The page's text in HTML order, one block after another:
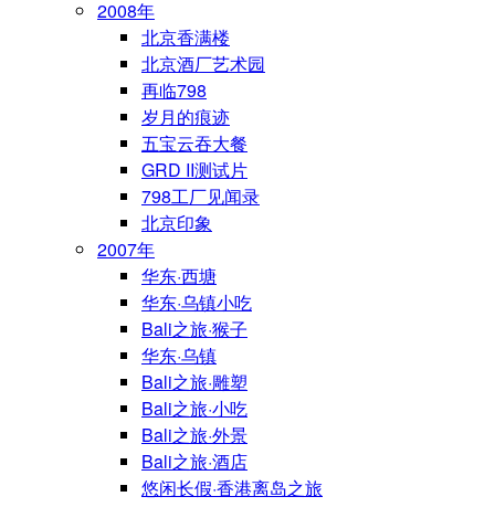
2008年
北京香满楼
北京酒厂艺术园
再临798
岁月的痕迹
五宝云吞大餐
GRD II测试片
798工厂见闻录
北京印象
2007年
华东·西塘
华东·乌镇小吃
Bali之旅·猴子
华东·乌镇
Bali之旅·雕塑
Bali之旅·小吃
Bali之旅·外景
Bali之旅·酒店
悠闲长假·香港离岛之旅